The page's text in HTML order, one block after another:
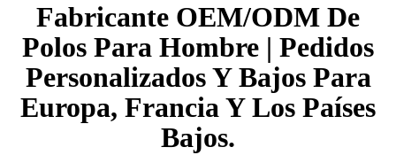
Fabricante OEM/ODM De
Polos Para Hombre | Pedidos
Personalizados Y Bajos Para
Europa, Francia Y Los Países
Bajos.